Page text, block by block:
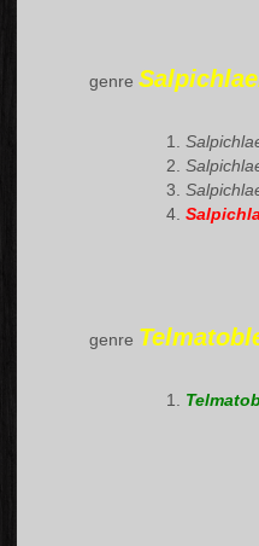
genre
genre